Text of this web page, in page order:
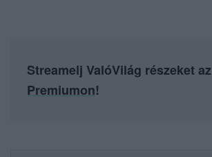
Streamelj ValóVilág részeket az
Premiumon!